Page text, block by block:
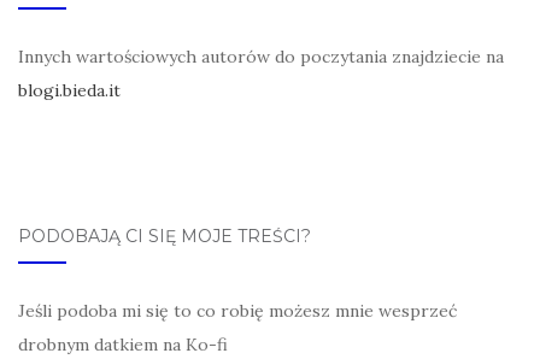
Innych wartościowych autorów do poczytania znajdziecie na
blogi.bieda.it
PODOBAJĄ CI SIĘ MOJE TREŚCI?
Jeśli podoba mi się to co robię możesz mnie wesprzeć
drobnym datkiem na Ko-fi